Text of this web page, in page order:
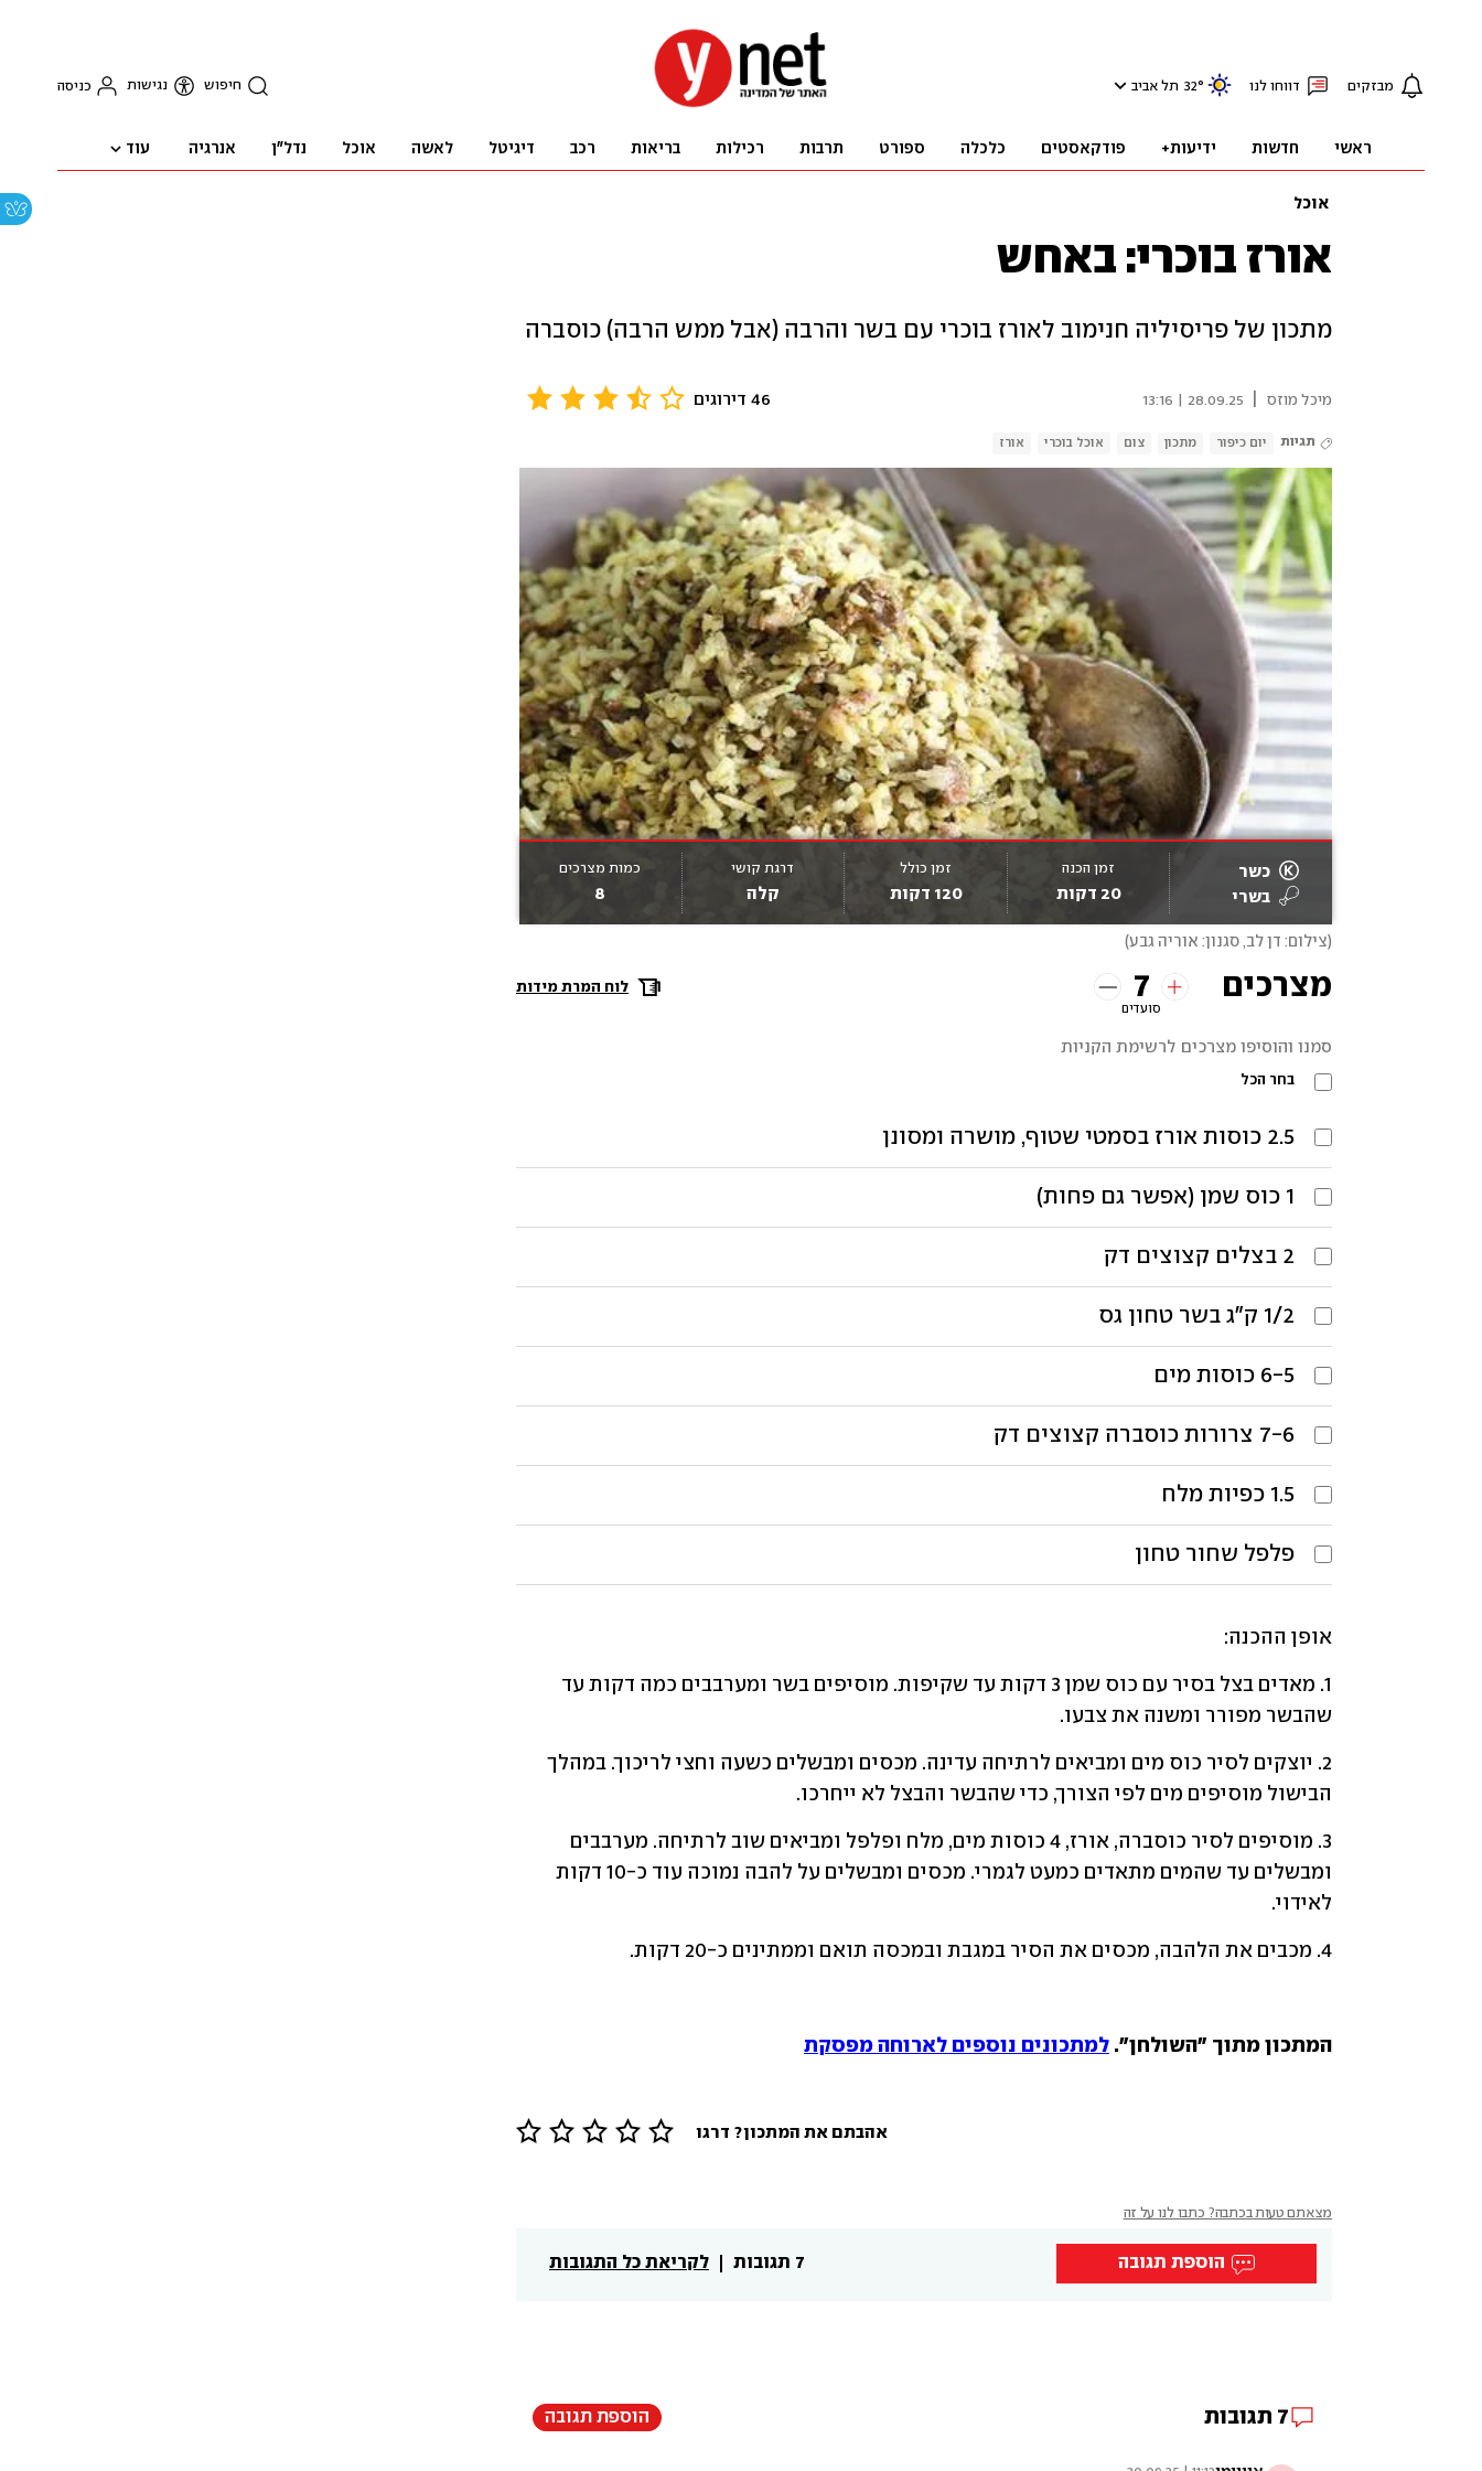
מבזקים דווחו לנו 32° תל אביב חיפוש נגישות כניסה
ראשי חדשות ידיעות+ פודקאסטים כלכלה ספורט תרבות רכילות בריאות רכב דיגיטל לאשה אוכל נדל"ן אנרגיה עוד
אוכל
אורז בוכרי: באחש
מתכון של פריסיליה חנימוב לאורז בוכרי עם בשר והרבה (אבל ממש הרבה) כוסברה
מיכל מוזס 28.09.25 | 13:16 46 דירוגים
תגיות יום כיפור מתכון צום אוכל בוכרי אורז
כשר
בשרי
זמן הכנה
20 דקות
זמן כולל
120 דקות
דרגת קושי
קלה
כמות מצרכים
8
(צילום: דן לב, סגנון: אוריה גבע)
מצרכים 7
סועדים
לוח המרת מידות
סמנו והוסיפו מצרכים לרשימת הקניות
בחר הכל
2.5 כוסות אורז בסמטי שטוף, מושרה ומסונן
1 כוס שמן (אפשר גם פחות)
2 בצלים קצוצים דק
1/2 ק"ג בשר טחון גס
6-5 כוסות מים
7-6 צרורות כוסברה קצוצים דק
1.5 כפיות מלח
פלפל שחור טחון
אופן ההכנה:
שהבשר מפורר ומשנה את צבעו.
הבישול מוסיפים מים לפי הצורך, כדי שהבשר והבצל לא ייחרכו.
לאידוי.
4. מכבים את הלהבה, מכסים את הסיר במגבת ובמכסה תואם וממתינים כ-20 דקות.
המתכון מתוך "השולחן". למתכונים נוספים לארוחה מפסקת
אהבתם את המתכון? דרגו
מצאתם טעות בכתבה? כתבו לנו על זה
לקריאת כל התגובות 7 תגובות הוספת תגובה
7 תגובות הוספת תגובה